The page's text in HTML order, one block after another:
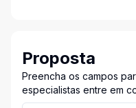
Proposta
Preencha os campos
especialistas entre em